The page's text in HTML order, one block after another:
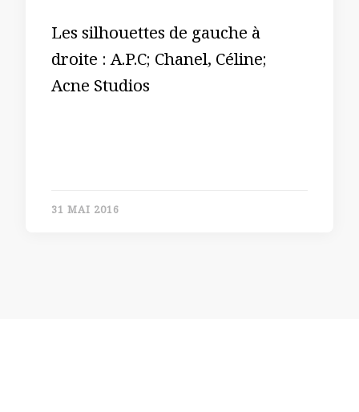
Les silhouettes de gauche à
droite : A.P.C; Chanel, Céline;
Acne Studios
31 MAI 2016